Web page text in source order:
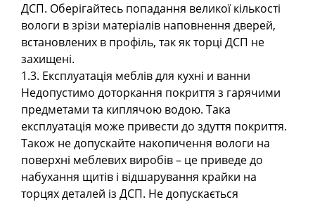
ДСП. Оберігайтесь попадання великої кількості
вологи в зрізи матеріалів наповнення дверей,
встановлених в профіль, так як торці ДСП не
захищені.
1.3. Експлуатація меблів для кухні и ванни
Недопустимо доторкання покриття з гарячими
предметами та киплячою водою. Така
експлуатація може привести до здуття покриття.
Також не допускайте накопичення вологи на
поверхні меблевих виробів – це приведе до
набухання щитів і відшарування крайки на
торцях деталей із ДСП. Не допускається